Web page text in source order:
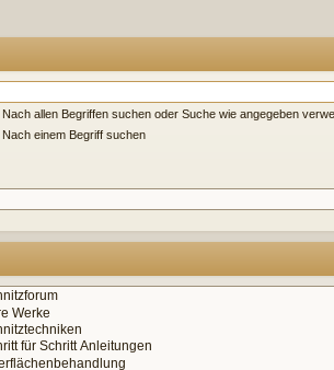
Nach allen Begriffen suchen oder Suche wie angegeben
Nach einem Begriff suchen